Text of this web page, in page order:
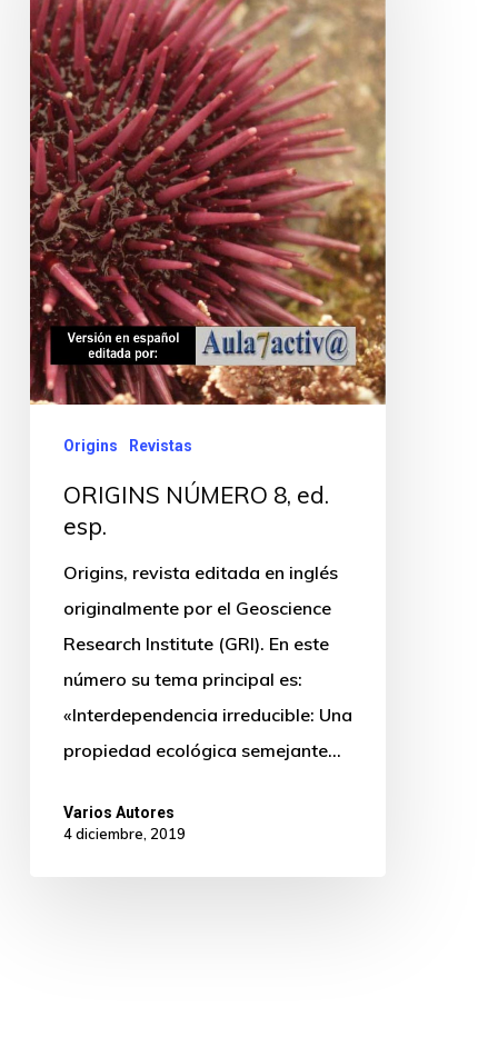
Origins Revistas
ORIGINS NÚMERO 8, ed.
esp.
Origins, revista editada en inglés
originalmente por el Geoscience
Research Institute (GRI). En este
número su tema principal es:
«Interdependencia irreducible: Una
propiedad ecológica semejante…
Varios Autores
4 diciembre, 2019